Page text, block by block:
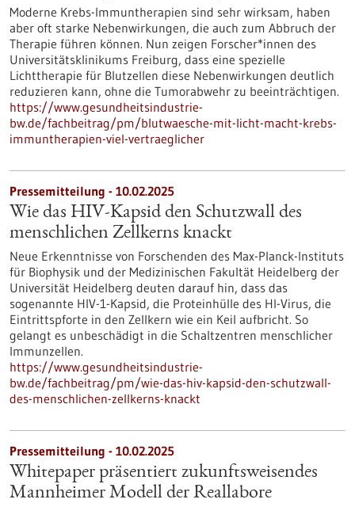
Moderne Krebs-Immuntherapien sind sehr wirksam, haben
aber oft starke Nebenwirkungen, die auch zum Abbruch der
Therapie führen können. Nun zeigen Forscher*innen des
Universitätsklinikums Freiburg, dass eine spezielle
Lichttherapie für Blutzellen diese Nebenwirkungen deutlich
reduzieren kann, ohne die Tumorabwehr zu beeinträchtigen.
https://www.gesundheitsindustrie-
bw.de/fachbeitrag/pm/blutwaesche-mit-licht-macht-krebs-
immuntherapien-viel-vertraeglicher
Pressemitteilung - 10.02.2025
Wie das HIV-Kapsid den Schutzwall des
menschlichen Zellkerns knackt
Neue Erkenntnisse von Forschenden des Max-Planck-Instituts
für Biophysik und der Medizinischen Fakultät Heidelberg der
Universität Heidelberg deuten darauf hin, dass das
sogenannte HIV-1-Kapsid, die Proteinhülle des HI-Virus, die
Eintrittspforte in den Zellkern wie ein Keil aufbricht. So
gelangt es unbeschädigt in die Schaltzentren menschlicher
Immunzellen.
https://www.gesundheitsindustrie-
bw.de/fachbeitrag/pm/wie-das-hiv-kapsid-den-schutzwall-
des-menschlichen-zellkerns-knackt
Pressemitteilung - 10.02.2025
Whitepaper präsentiert zukunftsweisendes
Mannheimer Modell der Reallabore